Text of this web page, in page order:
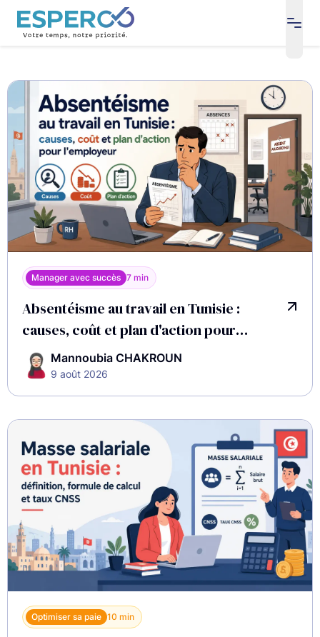
Manager avec succès 7 min
Absentéisme au travail en Tunisie :
causes, coût et plan d'action pour
l'employeur
Mannoubia CHAKROUN
9 août 2026
Optimiser sa paie 10 min